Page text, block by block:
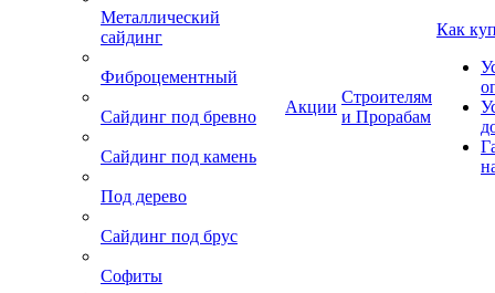
Металлический
сайдинг
Фиброцементный
Сайдинг под бревно
Сайдинг под камень
Под дерево
Сайдинг под брус
Софиты
Акции
Строителям
и Прорабам
Как